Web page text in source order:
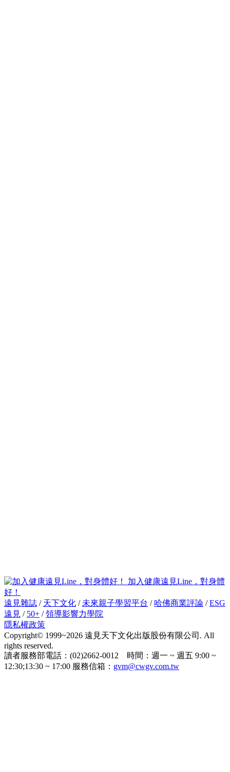
加入健康遠見Line，對身體
好！
遠見雜誌 / 天下文化 / 未來親子學習平台 / 哈佛商業評論 /ESG
遠見 / 50+ /領導影響力學院
隱私權政策
Copyright© 1999~2026 遠見天下文化出版股份有限公司. All
rights reserved.
讀者服務部電話：(02)2662-0012 時間：週一 ~ 週五 9:00 ~
12:30;13:30 ~ 17:00 服務信箱： gvm@cwgv.com.tw